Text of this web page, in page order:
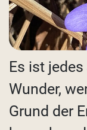
Es ist
Wunder,
Grund der